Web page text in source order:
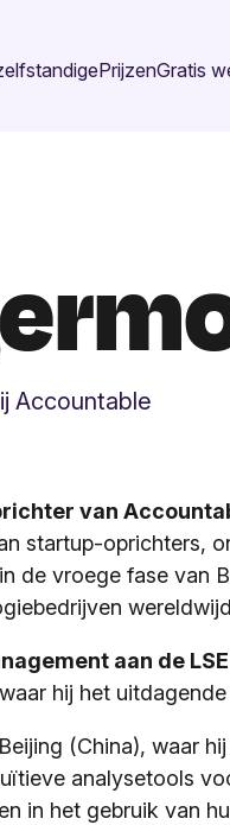
PrijzenGratis
Accountable
van
startup-oprichters,
de vroege fase van
aan de
hij het
(China), waar
analysetools
in het gebruik van